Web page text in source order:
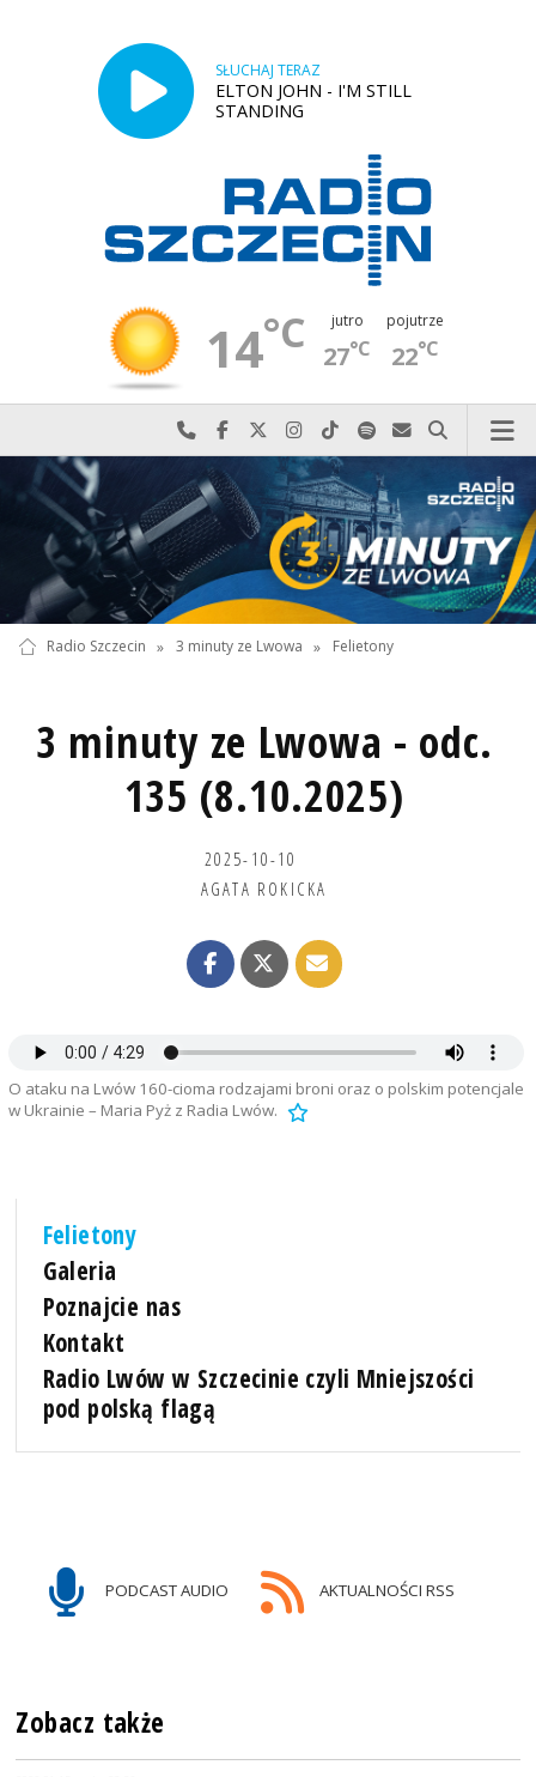
SŁUCHAJ TERAZ
ELTON JOHN - I'M STILL
STANDING
14°C jutro
27°C
pojutrze
22°C
Najlepiej po prostu do nas zadzwoń
Odwiedź nas na Facebook-u
Odwiedź nas na X
Odwiedź nas na Instagram-ie
Odwiedź nas na TikTok-u
Szukaj nas na Spotify
Wyślij do nas
Szukaj
Radio Szczecin » 3 minuty ze Lwowa » Felietony
3 minuty ze Lwowa - odc.
135 (8.10.2025)
2025-10-10
AGATA ROKICKA
O ataku na Lwów 160-cioma rodzajami broni oraz o polskim potencjale
w Ukrainie – Maria Pyż z Radia Lwów.
Felietony
Galeria
Poznajcie nas
Kontakt
Radio Lwów w Szczecinie czyli Mniejszości
pod polską flagą
PODCAST AUDIO AKTUALNOŚCI RSS
Zobacz także